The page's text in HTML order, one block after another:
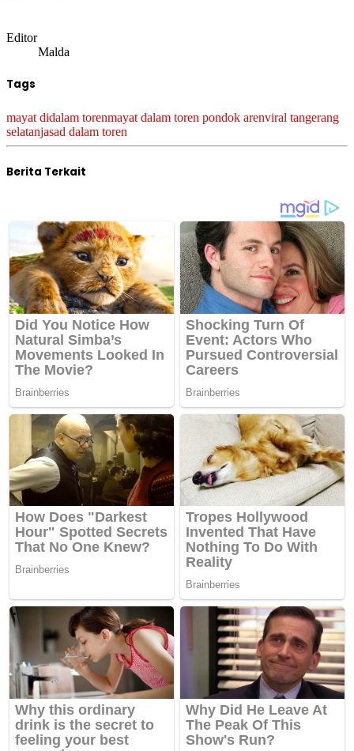
Editor
Malda
Tags
mayat didalam torenmayat dalam toren pondok arenviral tangerang
selatanjasad dalam toren
Berita Terkait